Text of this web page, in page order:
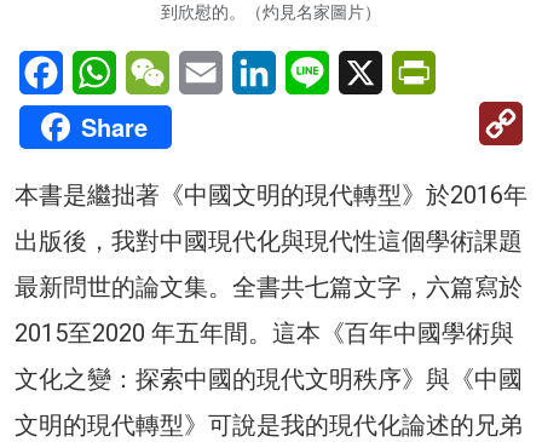
到欣慰的。（灼見名家圖片）
FacebookWhatsAppWeChatEmail LinkedInLine X
Share
本書是繼拙著《中國文明的現代轉型》於2016年
出版後，我對中國現代化與現代性這個學術課題
最新問世的論文集。全書共七篇文字，六篇寫於
2015至2020 年五年間。這本《百年中國學術與
文化之變：探索中國的現代文明秩序》與《中國
文明的現代轉型》可說是我的現代化論述的兄弟